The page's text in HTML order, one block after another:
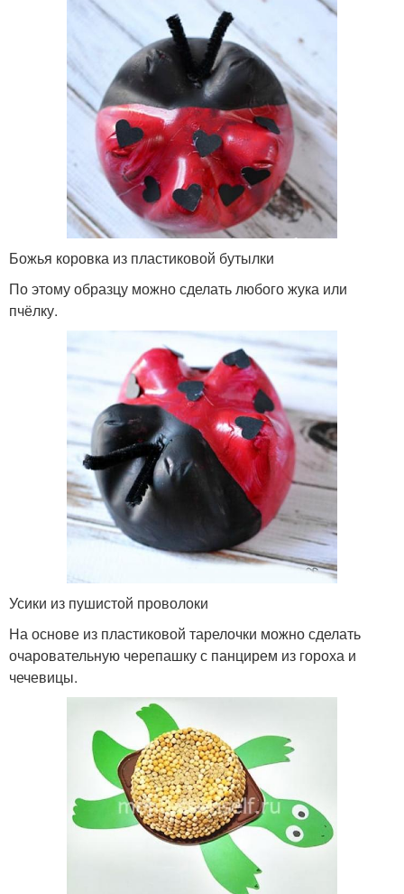
Божья коровка из пластиковой бутылки
По этому образцу можно сделать любого жука или
пчёлку.
Усики из пушистой проволоки
На основе из пластиковой тарелочки можно сделать
очаровательную черепашку с панцирем из гороха и
чечевицы.